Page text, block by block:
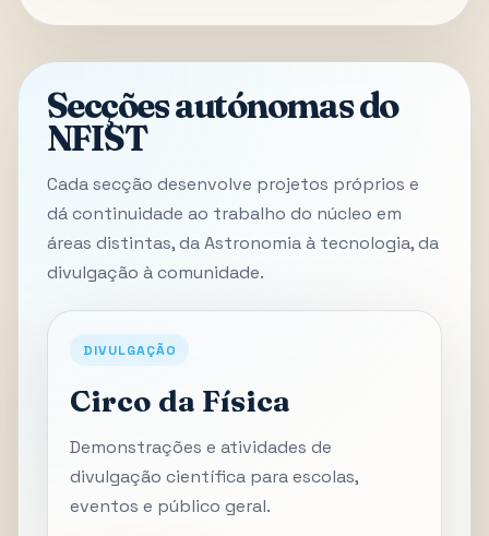
Secções autónomas do
NFIST
Cada secção desenvolve projetos próprios e
dá continuidade ao trabalho do núcleo em
áreas distintas, da Astronomia à tecnologia, da
divulgação à comunidade.
DIVULGAÇÃO
Circo da Física
Demonstrações e atividades de
divulgação científica para escolas,
eventos e público geral.